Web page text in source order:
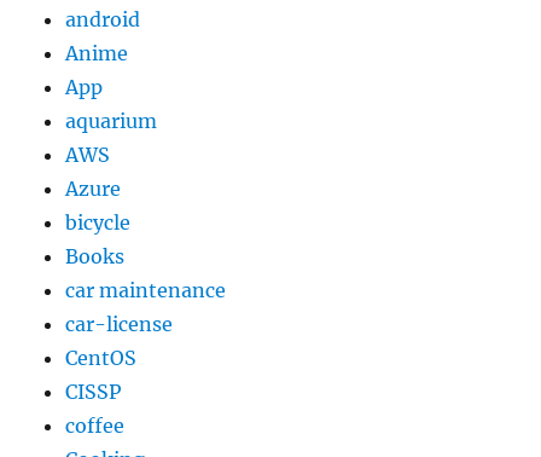
android
Anime
App
aquarium
AWS
Azure
bicycle
Books
car maintenance
car-license
CentOS
CISSP
coffee